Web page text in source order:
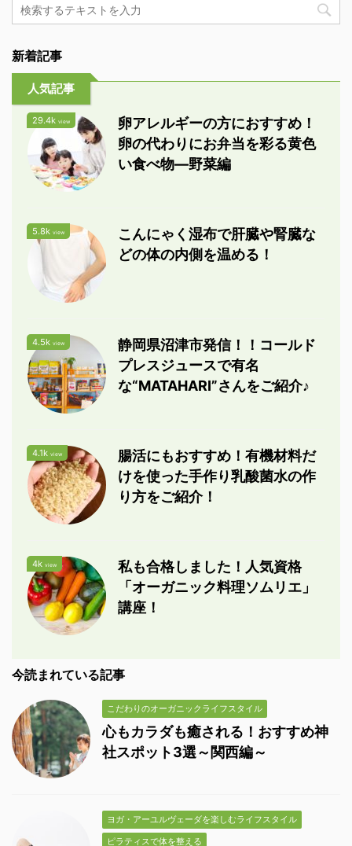
新着記事
人気記事
29.4k view
卵アレルギーの方におすすめ！
卵の代わりにお弁当を彩る黄色
い食べ物―野菜編
5.8k view
こんにゃく湿布で肝臓や腎臓な
どの体の内側を温める！
4.5k view
静岡県沼津市発信！！コールド
プレスジュースで有名
な“MATAHARI”さんをご紹介♪
4.1k view
腸活にもおすすめ！有機材料だ
けを使った手作り乳酸菌水の作
り方をご紹介！
4k view
私も合格しました！人気資格
「オーガニック料理ソムリエ」
講座！
今読まれている記事
こだわりのオーガニックライフスタイル
心もカラダも癒される！おすすめ神
社スポット3選～関西編～
ヨガ・アーユルヴェーダを楽しむライフスタイル
ピラティスで体を整える